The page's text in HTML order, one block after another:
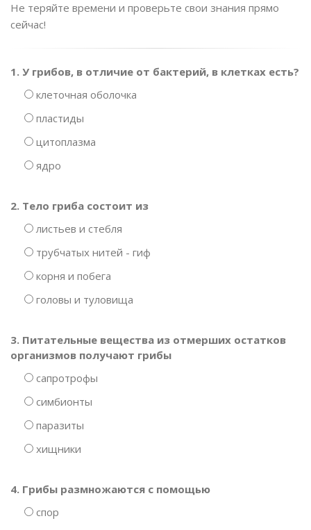
Не теряйте времени и проверьте свои знания прямо
сейчас!
1. У грибов, в отличие от бактерий, в клетках есть?
клеточная оболочка
пластиды
цитоплазма
ядро
2. Тело гриба состоит из
листьев и стебля
трубчатых нитей - гиф
корня и побега
головы и туловища
3. Питательные вещества из отмерших остатков
организмов получают грибы
сапротрофы
симбионты
паразиты
хищники
4. Грибы размножаются с помощью
спор